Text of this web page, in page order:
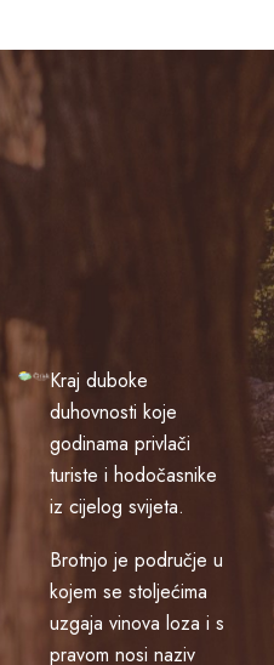
Kraj duboke
duhovnosti koje
godinama privlači
turiste i hodočasnike
iz cijelog svijeta.
Brotnjo je područje u
kojem se stoljećima
uzgaja vinova loza i s
pravom nosi naziv